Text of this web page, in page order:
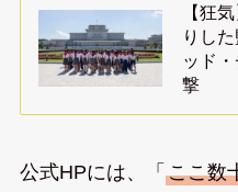
【狂
りし
ッド
撃
公式HPには、「 ここ数